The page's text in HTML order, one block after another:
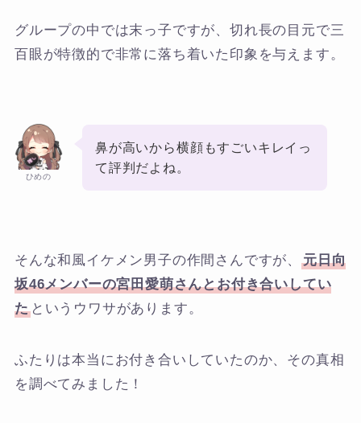
グループの中では末っ子ですが、切れ長の目元で三
百眼が特徴的で非常に落ち着いた印象を与えます。
ひめの
鼻が高いから横顔もすごいキレイっ
て評判だよね。
そんな和風イケメン男子の作間さんですが、元日向
坂46メンバーの宮田愛萌さんとお付き合いしてい
たというウワサがあります。
ふたりは本当にお付き合いしていたのか、その真相
を調べてみました！